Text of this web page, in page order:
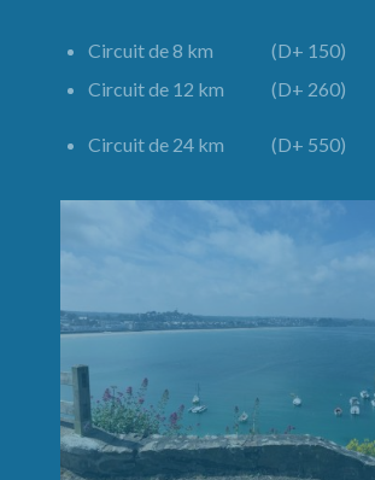
Circuit de 8 km (D+ 150)
Circuit de 12 km (D+ 260)
Circuit de 24 km (D+ 550)